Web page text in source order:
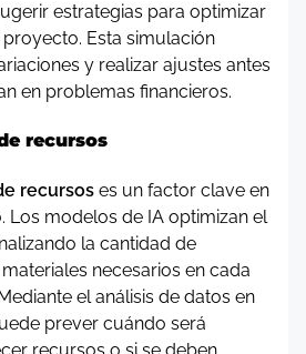
estrategias para optimizar
Esta simulación
y realizar ajustes antes
en problemas financieros.
recursos
recursos es un factor clave en
Los modelos de IA optimizan el
la cantidad de
necesarios en cada
el análisis de datos en
prever cuándo será
recursos o si se deben